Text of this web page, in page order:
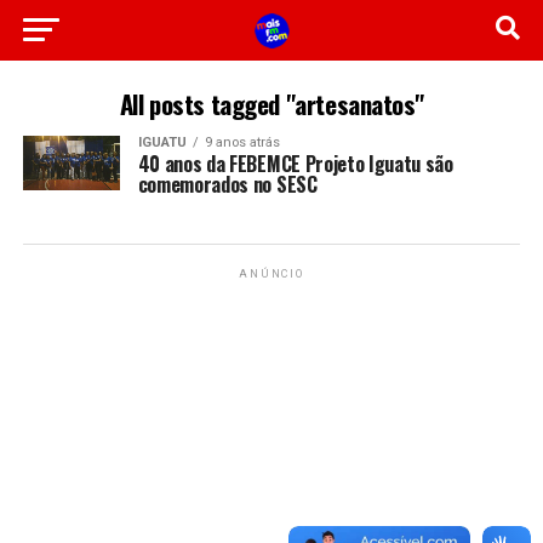
All posts tagged "artesanatos"
IGUATU 9 anos atrás
40 anos da FEBEMCE Projeto Iguatu são
comemorados no SESC
ANÚNCIO